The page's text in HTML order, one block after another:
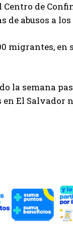
de
de abusos a
migrantes,
la semana
en El